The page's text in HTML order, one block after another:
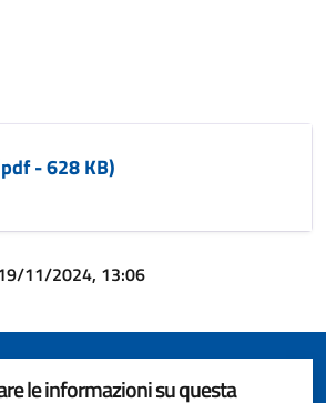
- 628 KB)
11/2024, 13:06
le informazioni su questa